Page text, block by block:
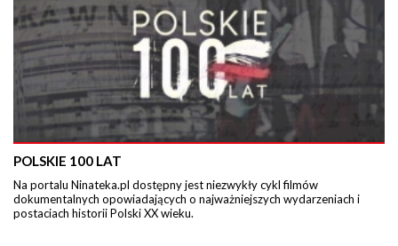
POLSKIE 100 LAT
Na portalu Ninateka.pl dostępny jest niezwykły cykl filmów
dokumentalnych opowiadających o najważniejszych wydarzeniach i
postaciach historii Polski XX wieku.